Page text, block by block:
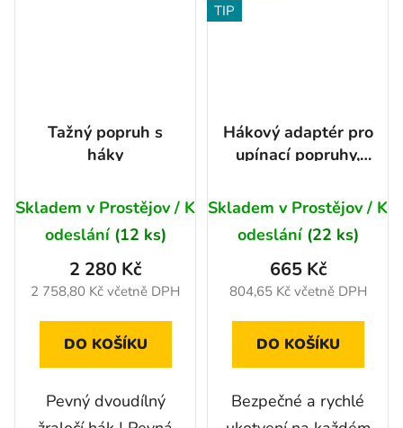
Tažný popruh s
háky
Skladem v Prostějov / K
odeslání (12 ks)
2 758,80 Kč včetně DPH
2 280 Kč
DO KOŠÍKU
Pevný dvoudílný
TIP
Hákový adaptér pro
upínací popruhy,
Skladem v Prostějov / K
odeslání (22 ks)
804,65 Kč včetně DPH
665 Kč
DO KOŠÍKU
Bezpečné a rychlé